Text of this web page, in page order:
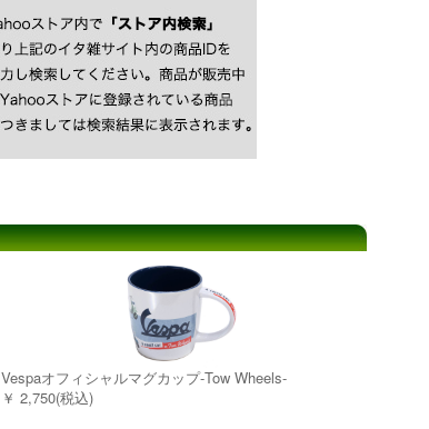
Vespaオフィシャルマグカップ-Tow Wheels-
￥ 2,750(税込)